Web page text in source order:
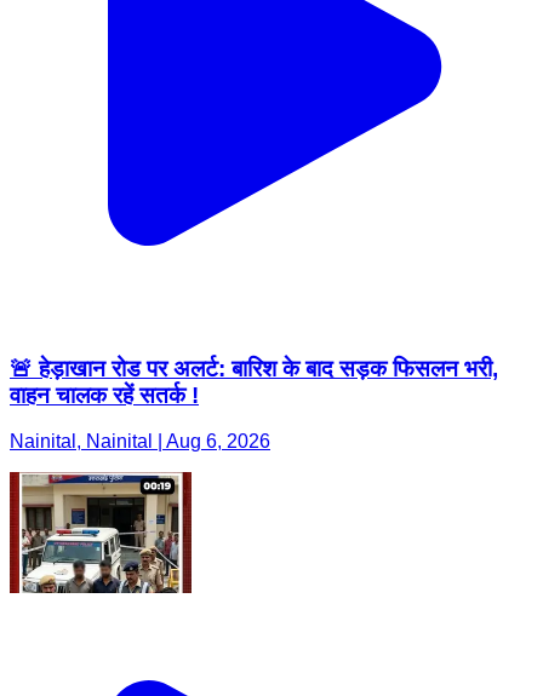
🚨 हेड़ाखान रोड पर अलर्ट: बारिश के बाद सड़क फिसलन भरी,
वाहन चालक रहें सतर्क !
Nainital, Nainital | Aug 6, 2026